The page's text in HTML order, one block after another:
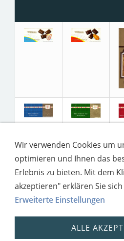
Wir verwenden Cookies um
optimieren und Ihnen das
Erlebnis zu bieten. Mit dem
akzeptieren" erklären Sie
Erweiterte Einstellungen
ALLE